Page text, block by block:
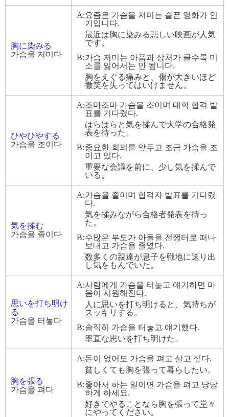
胸に染みる
가슴을 저미다
A:요즘은 가슴을 저미는 슬픈 영화가 인
기입니다.
最近は胸に染みる悲しい映画が人気
です。
B:가슴 저미는 아픔과 상처가 클수록 미
소를 잃어서는 안 됩니다.
胸をえぐる痛みと、傷が大きいほど
微笑を失ってはいけません。
ひやひやする
가슴을 조이다
A:조마조마 가슴을 조이며 대학 합격 발
표를 기다렸다.
はらはらと気を揉んで大学の合格発
表を待った。
B:중요한 회의를 앞두고 조금 가슴을 조
이고 있다.
重要な会議を前に、少し気を揉んで
いる。
気を揉む
가슴을 졸이다
A:가슴을 졸이며 합격자 발표를 기다렸
다.
気を揉みながら合格者発表を待っ
た。
B:수많은 부모가 아들을 전쟁터로 떠나
보내고 가슴을 졸였다.
数多くの親達が息子を戦地に送り出
し気をもんでいた。
思いを打ち明け
る
가슴을 터놓다
A:사람에게 가슴을 터놓고 얘기하면 마
음이 시원해진다.
人に思いを打ち明けると、気持ちが
スッキリする。
B:솔직히 가슴을 터놓고 얘기했다.
率直な思いを打ち明けた。
胸を張る
가슴을 펴다
A:돈이 없어도 가슴을 펴고 살고 싶다.
貧しくても胸を張って暮らしたい。
B:좋아서 하는 일이면 가슴을 펴고 당당
하게 하세요.
好きでやることなら胸を張って堂々
にやってください。